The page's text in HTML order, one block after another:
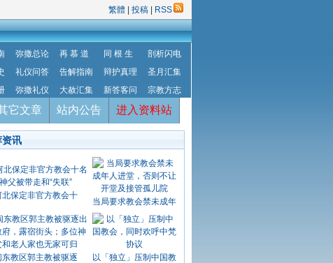
繁體 投稿 RSS
弥撒总论 再 慕 道 同 根 生
剖析闪电
礼仪问答 告解指南 辩护真理
圣月汇集
弥撒礼仪 大赦汇集 新答客问 宗教方志
它文章 站内公告 进入资料站
资讯
北保定非官方教会十
当局要求教会禁未成年
东教区郭主教被驱逐 以「独立」压制中国教